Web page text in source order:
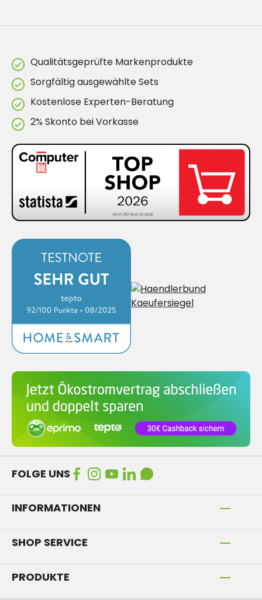
Qualitätsgeprüfte Markenprodukte
Sorgfältig ausgewählte Sets
Kostenlose Experten-Beratung
2% Skonto bei Vorkasse
FOLGE UNS
INFORMATIONEN
SHOP SERVICE
PRODUKTE